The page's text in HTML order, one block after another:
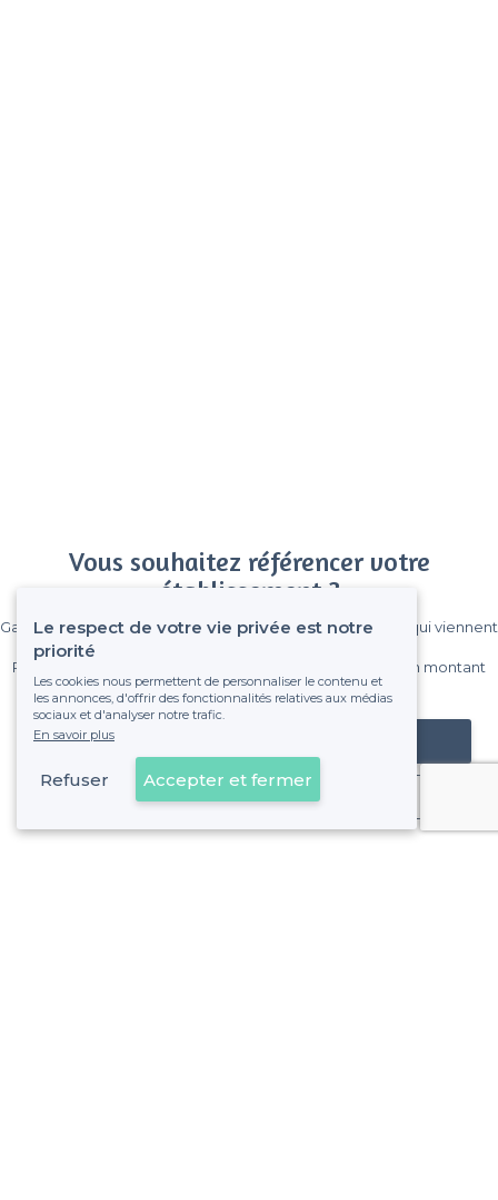
Vous souhaitez référencer votre
établissement ?
Gagnez de nombreux clients parmi le million de visiteurs qui viennent
Pas de commissions et sans engagement, vous payez un montant
fixe sans risque de voir déraper la facture.
Référencer mon établissement
Déjà client
Le respect de votre vie privée est notre
priorité
Les cookies nous permettent de personnaliser le contenu et
les annonces, d'offrir des fonctionnalités relatives aux médias
sociaux et d'analyser notre trafic.
En savoir plus
Refuser Accepter et fermer